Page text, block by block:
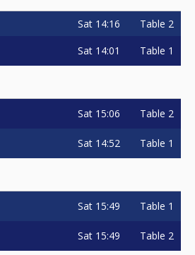
Sat 14:16 Table 2
Sat 14:01 Table 1
Sat 15:06 Table 2
Sat 14:52 Table 1
Sat 15:49 Table 1
Sat 15:49 Table 2